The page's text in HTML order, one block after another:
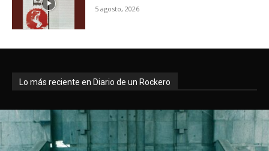
5 agosto, 2026
Lo más reciente en Diario de un Rockero